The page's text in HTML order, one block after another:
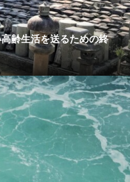
齢生活を送るための終